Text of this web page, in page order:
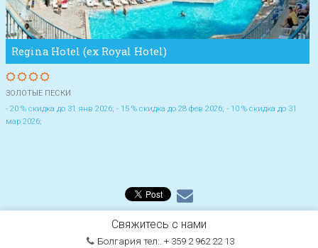
Regina Hotel (ex Royal Hotel)
ЗОЛОТЫЕ ПЕСКИ
- 20 % скидка до 31 янв 2026; - 15 % скидка до 28 фев 2026; - 10 % скидка до 31
мар 2026;
Свяжитесь с нами
Болгария тел:. + 359 2 962 22 13